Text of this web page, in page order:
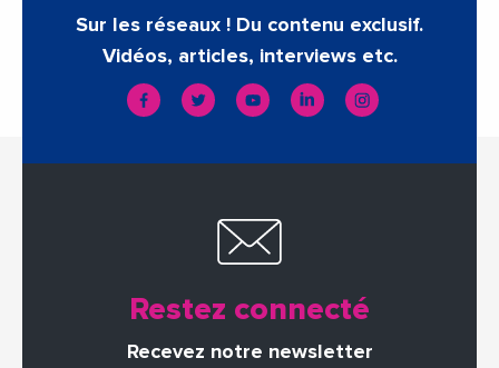
Sur les réseaux ! Du contenu exclusif.
Vidéos, articles, interviews etc.
Restez connecté
Recevez notre newsletter